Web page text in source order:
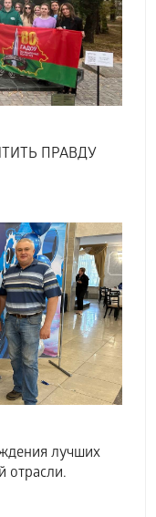
ПРАВДУ
лучших
отрасли.